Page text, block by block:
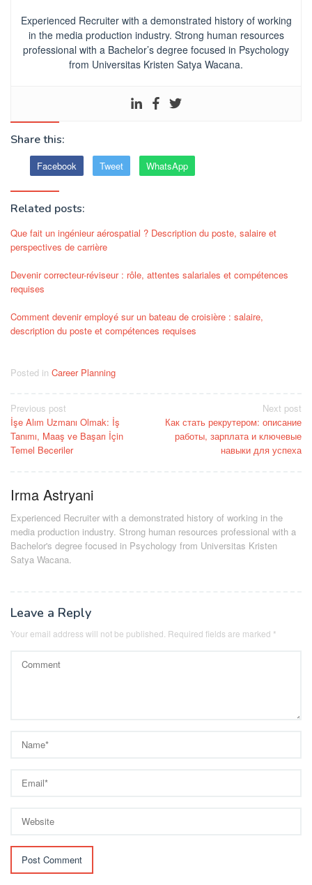
Experienced Recruiter with a demonstrated history of working
in the media production industry. Strong human resources
professional with a Bachelor’s degree focused in Psychology
from Universitas Kristen Satya Wacana.
Share this:
Facebook Tweet WhatsApp
Related posts:
Que fait un ingénieur aérospatial ? Description du poste, salaire et
perspectives de carrière
Devenir correcteur-réviseur : rôle, attentes salariales et compétences
requises
Comment devenir employé sur un bateau de croisière : salaire,
description du poste et compétences requises
Posted in Career Planning
Post
navigation
Previous post
İşe Alım Uzmanı Olmak: İş
Tanımı, Maaş ve Başarı İçin
Temel Beceriler
Next post
Как стать рекрутером: описание
работы, зарплата и ключевые
навыки для успеха
Irma Astryani
Experienced Recruiter with a demonstrated history of working in the
media production industry. Strong human resources professional with a
Bachelor's degree focused in Psychology from Universitas Kristen
Satya Wacana.
Leave a Reply
Your email address will not be published. Required fields are marked *